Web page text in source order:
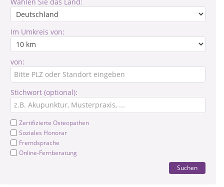
Im Umkreis von:
von:
Stichwort (optional):
Zertifizierte Osteopathen
Soziales Honorar
Fremdsprache
Online-Fernberatung
Suchen